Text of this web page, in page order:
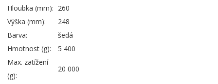
Hloubka (mm): 260
Výška (mm):
248
Barva:
šedá
Hmotnost (g):
5 400
Max. zatížení
(g):
20 000